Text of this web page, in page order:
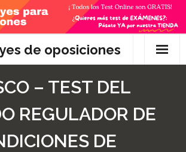
de oposiciones
– TEST DEL
REGULADOR DE
DE